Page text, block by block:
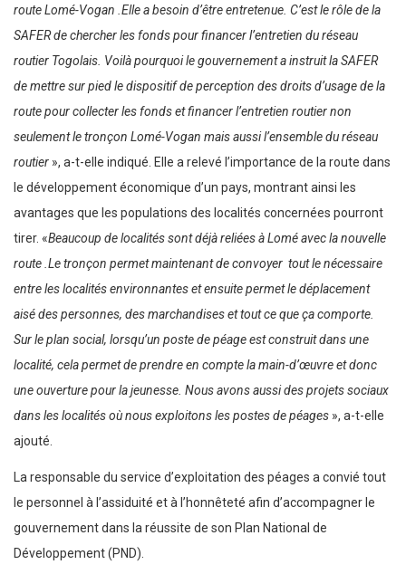
route Lomé-Vogan .Elle a besoin d’être entretenue. C’est le rôle de la
SAFER de chercher les fonds pour financer l’entretien du réseau
routier Togolais. Voilà pourquoi le gouvernement a instruit la SAFER
de mettre sur pied le dispositif de perception des droits d’usage de la
route pour collecter les fonds et financer l’entretien routier non
seulement le tronçon Lomé-Vogan mais aussi l’ensemble du réseau
routier », a-t-elle indiqué. Elle a relevé l’importance de la route dans
le développement économique d’un pays, montrant ainsi les
avantages que les populations des localités concernées pourront
tirer. «Beaucoup de localités sont déjà reliées à Lomé avec la nouvelle
route .Le tronçon permet maintenant de convoyer tout le nécessaire
entre les localités environnantes et ensuite permet le déplacement
aisé des personnes, des marchandises et tout ce que ça comporte.
Sur le plan social, lorsqu’un poste de péage est construit dans une
localité, cela permet de prendre en compte la main-d’œuvre et donc
une ouverture pour la jeunesse. Nous avons aussi des projets sociaux
dans les localités où nous exploitons les postes de péages », a-t-elle
ajouté.
La responsable du service d’exploitation des péages a convié tout
le personnel à l’assiduité et à l’honnêteté afin d’accompagner le
gouvernement dans la réussite de son Plan National de
Développement (PND).